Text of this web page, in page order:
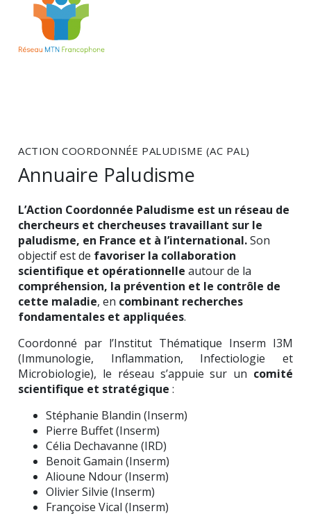
ACTION COORDONNÉE PALUDISME (AC PAL)
Annuaire Paludisme
L’Action Coordonnée Paludisme est un réseau de
chercheurs et chercheuses travaillant sur le
paludisme, en France et à l’international.Son
objectif est de favoriser la collaboration
scientifique et opérationnelleautour de la
compréhension, la prévention et le contrôle de
cette maladie, en combinant recherches
fondamentales et appliquées.
Coordonné par l’Institut Thématique Inserm I3M
(Immunologie, Inflammation, Infectiologie et
Microbiologie), le réseau s’appuie sur un comité
scientifique et stratégique :
Stéphanie Blandin (Inserm)
Pierre Buffet (Inserm)
Célia Dechavanne (IRD)
Benoit Gamain (Inserm)
Alioune Ndour (Inserm)
Olivier Silvie (Inserm)
Françoise Vical (Inserm)